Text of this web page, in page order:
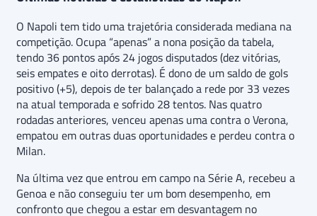
O Napoli tem tido uma trajetória considerada mediana na
competição. Ocupa “apenas” a nona posição da tabela,
tendo 36 pontos após 24 jogos disputados (dez vitórias,
seis empates e oito derrotas). É dono de um saldo de gols
positivo (+5), depois de ter balançado a rede por 33 vezes
na atual temporada e sofrido 28 tentos. Nas quatro
rodadas anteriores, venceu apenas uma contra o Verona,
empatou em outras duas oportunidades e perdeu contra o
Milan.
Na última vez que entrou em campo na Série A, recebeu a
Genoa e não conseguiu ter um bom desempenho, em
confronto que chegou a estar em desvantagem no